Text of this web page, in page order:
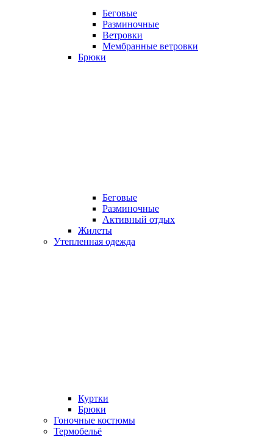
Беговые
Разминочные
Ветровки
Мембранные ветровки
Брюки
Беговые
Разминочные
Активный отдых
Жилеты
Утепленная одежда
Куртки
Брюки
Гоночные костюмы
Термобельё